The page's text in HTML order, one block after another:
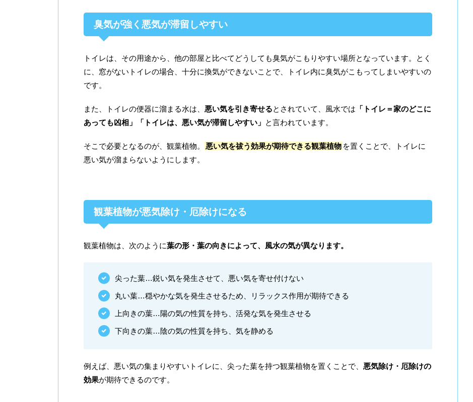
臭気が強く悪気が滞留しやすい
トイレは、その用途から、他の部屋と比べてどうしても臭気がこもりやすい場所となっています。とく
に、窓がないトイレの場合、十分に換気ができないことで、トイレ内に臭気がこもってしまいやすいの
です。
また、トイレの便器に溜まる水は、 悪い気を引き寄せるとされていて、風水では 「トイレ＝家のどこに
あっても凶相」「トイレは、悪い気が滞留しやすい」 と言われています。
そこで必要となるのが、観葉植物。 悪い気を祓う効果が期待できる観葉植物 を置くことで、トイレに
悪い気が溜まらないようにします。
観葉植物が悪気除け・厄除けになる
観葉植物は、次のように葉の形・葉の向きによって、風水の気が異なります。
尖った葉…鋭い気を発生させて、悪い気を寄せ付けない
丸い葉…穏やかな気を発生させるため、リラックス作用が期待できる
上向きの葉…陽の気の性質を持ち、活発な気を発生させる
下向きの葉…陰の気の性質を持ち、気を静める
例えば、悪い気の集まりやすいトイレに、尖った葉を持つ観葉植物を置くことで、 悪気除け・厄除けの
効果が期待できるのです。